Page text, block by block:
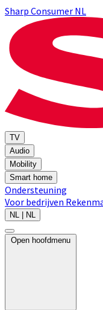
Sharp Consumer NL
TV
Audio
Mobility
Smart home
Ondersteuning
Voor bedrijven
NL | NL
Open hoofdmenu